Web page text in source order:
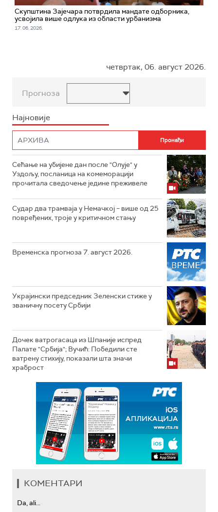
Скупштина Зајечара потврдила мандате одборника,
усвојила више одлука из области урбанизма
17. 06. 2026.
четвртак, 06. август 2026.
Прогноза
Најновије
Сећање на убијене дан после "Олује" у
Уздољу, посланица на комеморацији
прочитала сведочење једине преживеле
Судар два трамваја у Немачкој – више од 25
повређених, троје у критичном стању
Временска прогноза 7. август 2026.
Украјински председник Зеленски стиже у
званичну посету Србији
Дочек ватрогасаца из Шпаније испред
Палате "Србија"; Вучић: Победили сте
ватрену стихију, показали шта значи
храброст
КОМЕНТАРИ
Da, ali...